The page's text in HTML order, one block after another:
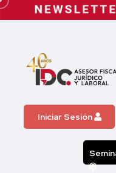
Iniciar Sesión